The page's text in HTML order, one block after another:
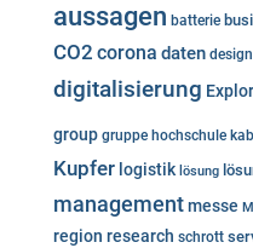
i
e
aussagen batterie
CO2 corona daten design
digitalisierung
group gruppe hochschule
Kupfer logistik lösung
management messe
region research schrott